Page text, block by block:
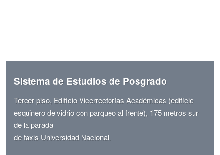
Sistema de Estudios de Posgrado
Tercer piso, Edificio Vicerrectorías Académicas (edificio
esquinero de vidrio con parqueo al frente), 175 metros sur
de la parada
de taxis Universidad Nacional.